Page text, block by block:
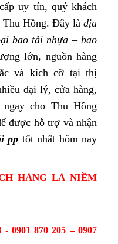
uy tín, quý khách
Thu Hồng. Đây là địa
bao tải nhựa – bao
lớn, nguồn hàng
và kích cỡ tại thị
đại lý, cửa hàng,
cho Thu Hồng
được hỗ trợ và nhận
pp tốt nhất hôm nay
HÀNG LÀ NIỀM
- 0901 870 205 – 0907